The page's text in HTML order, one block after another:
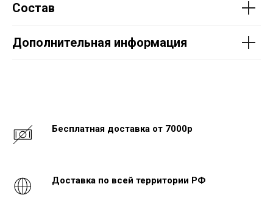
Состав
Дополнительная информация
Бесплатная доставка от 7000р
Доставка по всей территории РФ